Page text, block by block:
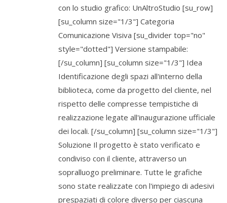
con lo studio grafico: UnAltroStudio [su_row]
[su_column size="1/3"] Categoria
Comunicazione Visiva [su_divider top="no"
style="dotted"] Versione stampabile:
[/su_column] [su_column size="1/3"] Idea
Identificazione degli spazi all'interno della
biblioteca, come da progetto del cliente, nel
rispetto delle compresse tempistiche di
realizzazione legate all'inaugurazione ufficiale
dei locali. [/su_column] [su_column size="1/3"]
Soluzione Il progetto è stato verificato e
condiviso con il cliente, attraverso un
sopralluogo preliminare. Tutte le grafiche
sono state realizzate con l'impiego di adesivi
prespaziati di colore diverso per ciascuna